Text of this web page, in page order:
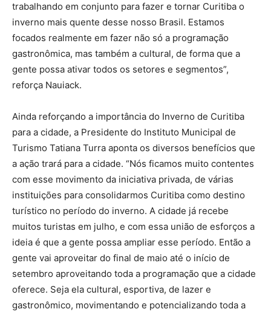
trabalhando em conjunto para fazer e tornar Curitiba o
inverno mais quente desse nosso Brasil. Estamos
focados realmente em fazer não só a programação
gastronômica, mas também a cultural, de forma que a
gente possa ativar todos os setores e segmentos”,
reforça Nauiack.
Ainda reforçando a importância do Inverno de Curitiba
para a cidade, a Presidente do Instituto Municipal de
Turismo Tatiana Turra aponta os diversos benefícios que
a ação trará para a cidade. “Nós ficamos muito contentes
com esse movimento da iniciativa privada, de várias
instituições para consolidarmos Curitiba como destino
turístico no período do inverno. A cidade já recebe
muitos turistas em julho, e com essa união de esforços a
ideia é que a gente possa ampliar esse período. Então a
gente vai aproveitar do final de maio até o início de
setembro aproveitando toda a programação que a cidade
oferece. Seja ela cultural, esportiva, de lazer e
gastronômico, movimentando e potencializando toda a